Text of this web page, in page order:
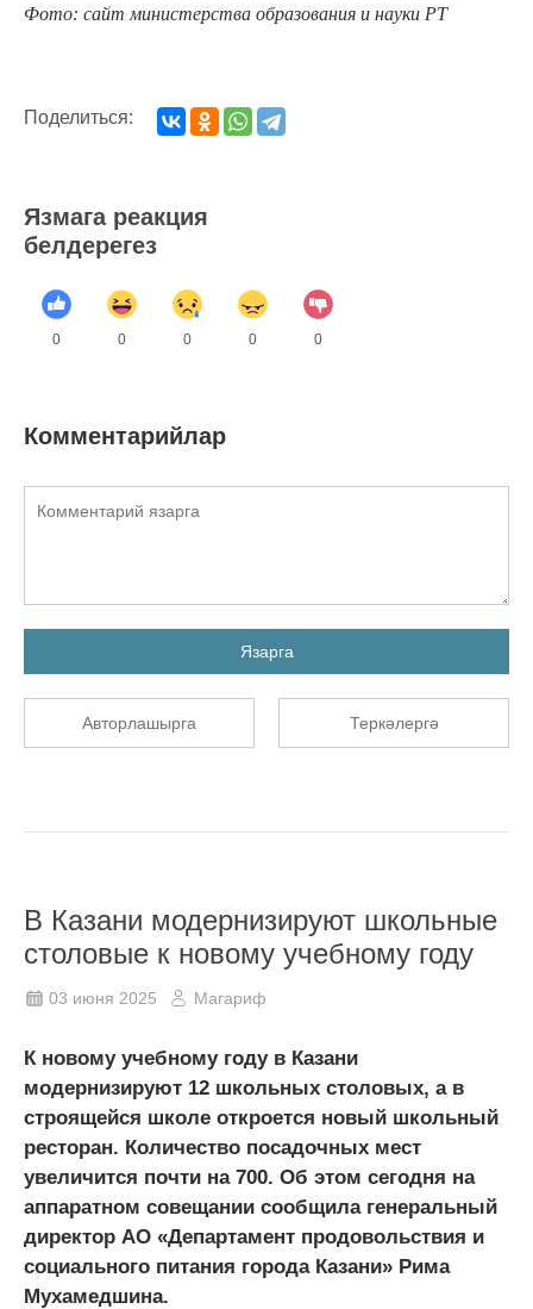
Фото: сайт министерства образования и науки РТ
Поделиться:
Язмага реакция
белдерегез
0 0 0 0 0
Комментарийлар
Язарга
Авторлашырга Теркәлергә
В Казани модернизируют школьные
столовые к новому учебному году
03 июня 2025 Магариф
К новому учебному году в Казани
модернизируют 12 школьных столовых, а в
строящейся школе откроется новый школьный
ресторан. Количество посадочных мест
увеличится почти на 700. Об этом сегодня на
аппаратном совещании сообщила генеральный
директор АО «Департамент продовольствия и
социального питания города Казани» Рима
Мухамедшина.